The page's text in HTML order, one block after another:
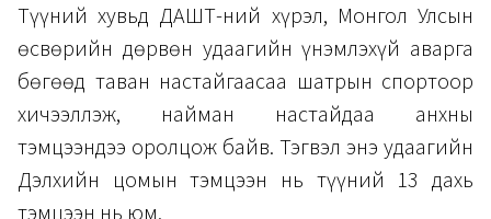
Түүний хувьд ДАШТ-ний хүрэл, Монгол Улсын
өсвөрийн дөрвөн удаагийн үнэмлэхүй аварга
бөгөөд таван настайгаасаа шатрын спортоор
хичээллэж, найман настайдаа анхны
тэмцээндээ оролцож байв. Тэгвэл энэ удаагийн
Дэлхийн цомын тэмцээн нь түүний 13 дахь